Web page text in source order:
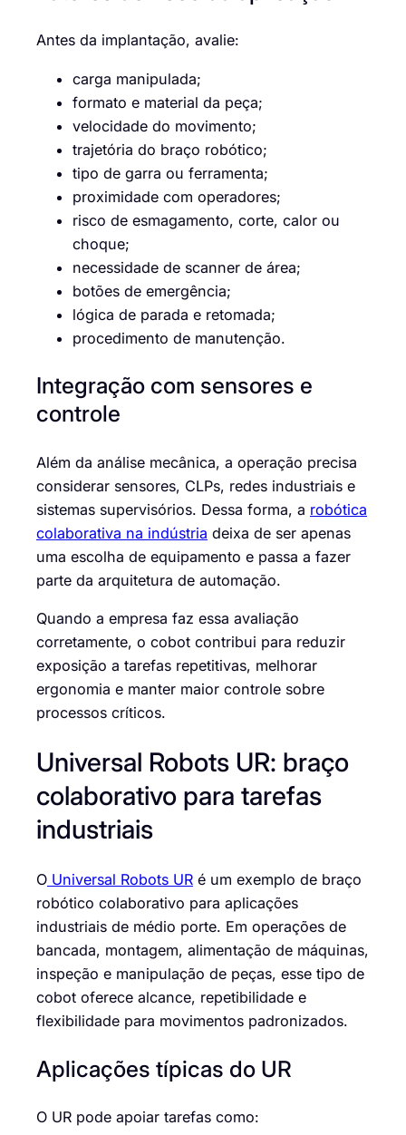
Antes da implantação, avalie:
carga manipulada;
formato e material da peça;
velocidade do movimento;
trajetória do braço robótico;
tipo de garra ou ferramenta;
proximidade com operadores;
risco de esmagamento, corte, calor ou
choque;
necessidade de scanner de área;
botões de emergência;
lógica de parada e retomada;
procedimento de manutenção.
Integração com sensores e
controle
Além da análise mecânica, a operação precisa
considerar sensores, CLPs, redes industriais e
sistemas supervisórios. Dessa forma, a robótica
colaborativa na indústria deixa de ser apenas
uma escolha de equipamento e passa a fazer
parte da arquitetura de automação.
Quando a empresa faz essa avaliação
corretamente, o cobot contribui para reduzir
exposição a tarefas repetitivas, melhorar
ergonomia e manter maior controle sobre
processos críticos.
Universal Robots UR: braço
colaborativo para tarefas
industriais
O Universal Robots UR é um exemplo de braço
robótico colaborativo para aplicações
industriais de médio porte. Em operações de
bancada, montagem, alimentação de máquinas,
inspeção e manipulação de peças, esse tipo de
cobot oferece alcance, repetibilidade e
flexibilidade para movimentos padronizados.
Aplicações típicas do UR
O UR pode apoiar tarefas como: